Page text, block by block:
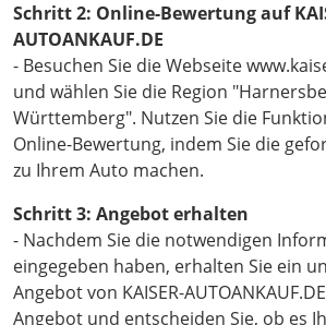
Schritt 2: Online-Bewertung auf
AUTOANKAUF.DE
- Besuchen Sie die Webseite
und wählen Sie die Region
Württemberg". Nutzen Sie die
Online-Bewertung, indem Sie die
zu Ihrem Auto machen.
Schritt 3: Angebot erhalten
- Nachdem Sie die notwendigen
eingegeben haben, erhalten Sie ein
Angebot von KAISER-
Angebot und entscheiden Sie, ob es